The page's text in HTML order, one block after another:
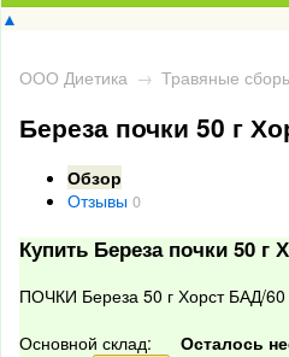
▲
ООО Диетика → Травяные
Береза почки 50 г
Обзор
Отзывы 0
Купить Береза почки 50 г
ПОЧКИ Береза 50 г Хорст БАД/60
Основной склад:
Осталось